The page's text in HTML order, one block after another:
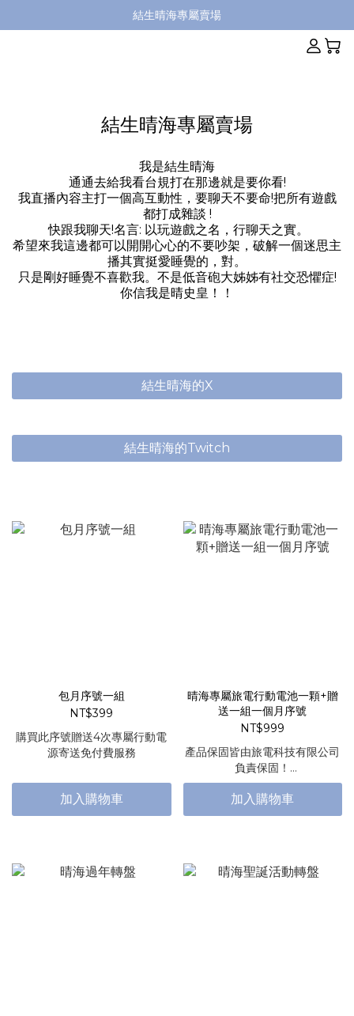
結生晴海專屬賣場
結生晴海專屬賣場
我是結生晴海
通通去給我看台規打在那邊就是要你看!
我直播內容主打一個高互動性，要聊天不要命!把所有遊戲
都打成雜談 !
快跟我聊天!名言: 以玩遊戲之名，行聊天之實。
希望來我這邊都可以開開心心的不要吵架，破解一個迷思主
播其實挺愛睡覺的，對。
只是剛好睡覺不喜歡我。不是低音砲大姊姊有社交恐懼症!
你信我是晴史皇！！
結生晴海的X
結生晴海的Twitch
包月序號一組
NT$399
購買此序號贈送4次專屬行動電
源寄送免付費服務
加入購物車
晴海專屬旅電行動電池一顆+贈
送一組一個月序號
NT$999
產品保固皆由旅電科技有限公司
負責保固！
印刷保固由弓炬計畫負責保固！
有任何問題都可退換貨服務～
讓您買得安心～用的順心。
加入購物車